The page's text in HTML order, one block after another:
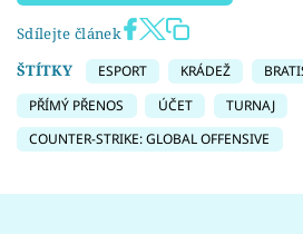
Sdílejte článek
ŠTÍTKY
ESPORT KRÁDEŽ
PŘÍMÝ PŘENOS
ÚČET
TURNAJ
COUNTER-STRIKE: GLOBAL OFFENSIVE